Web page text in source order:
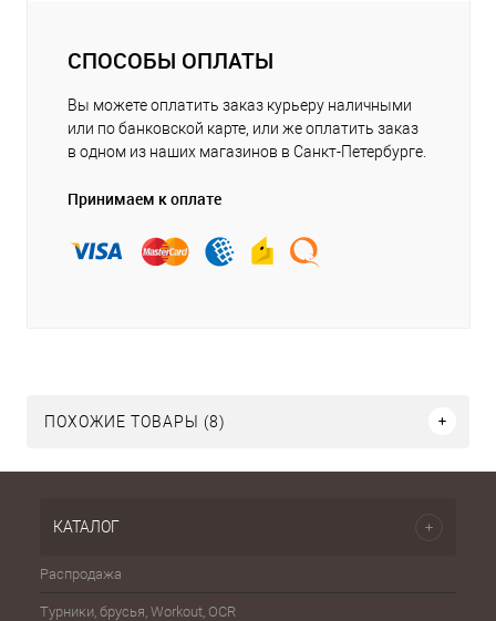
СПОСОБЫ ОПЛАТЫ
Вы можете оплатить заказ курьеру наличными
или по банковской карте, или же оплатить заказ
в одном из наших магазинов в Санкт-Петербурге.
Принимаем к оплате
ПОХОЖИЕ ТОВАРЫ (8)
КАТАЛОГ
Распродажа
Турники, брусья, Workout, OCR